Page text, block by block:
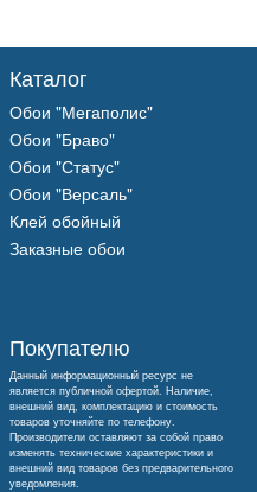
Каталог
Обои "Мегаполис"
Обои "Браво"
Обои "Статус"
Обои "Версаль"
Клей обойный
Заказные обои
Покупателю
Данный информационный ресурс не
является публичной офертой. Наличие,
внешний вид, комплектацию и стоимость
товаров уточняйте по телефону.
Производители оставляют за собой право
изменять технические характеристики и
внешний вид товаров без предварительного
уведомления.